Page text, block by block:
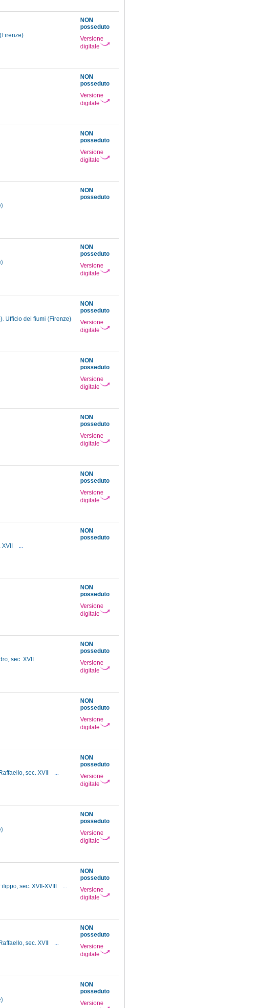
NON
posseduto
Versione
digitale
NON
posseduto
Versione
digitale
NON
posseduto
Versione
digitale
NON
posseduto
NON
posseduto
Versione
digitale
NON
posseduto
Versione
digitale
Ufficio dei fiumi (Firenze)
NON
posseduto
Versione
digitale
NON
posseduto
Versione
digitale
NON
posseduto
Versione
digitale
NON
posseduto
...
NON
posseduto
Versione
digitale
NON
posseduto
Versione
digitale
sec. XVII
...
NON
posseduto
Versione
digitale
NON
posseduto
Versione
digitale
sec. XVII
...
NON
posseduto
Versione
digitale
NON
posseduto
Versione
digitale
sec. XVII-XVIII
...
NON
posseduto
Versione
digitale
sec. XVII
...
NON
posseduto
Versione